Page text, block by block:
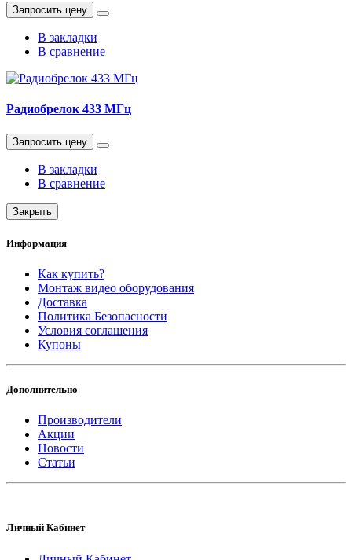
Запросить цену
В закладки
В сравнение
Радиобрелок 433 МГц
Запросить цену
В закладки
В сравнение
Закрыть
Информация
Как купить?
Монтаж видео оборудования
Доставка
Политика Безопасности
Условия соглашения
Купоны
Дополнительно
Производители
Акции
Новости
Статьи
Личный Кабинет